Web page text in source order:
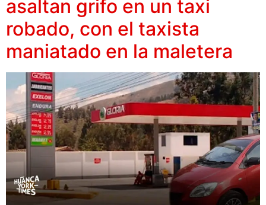
asaltan grifo en un taxi
robado, con el taxista
maniatado en la maletera